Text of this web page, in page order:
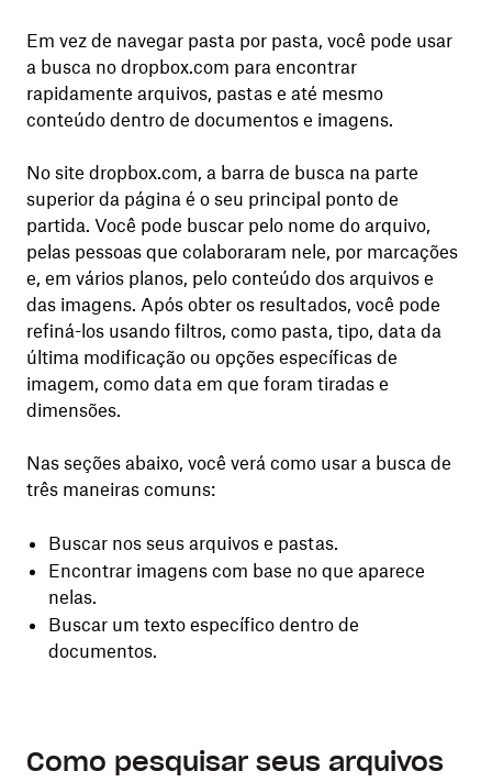
Em vez de navegar pasta por pasta, você pode usar
a busca no dropbox.com para encontrar
rapidamente arquivos, pastas e até mesmo
conteúdo dentro de documentos e imagens.
No site dropbox.com, a barra de busca na parte
superior da página é o seu principal ponto de
partida. Você pode buscar pelo nome do arquivo,
pelas pessoas que colaboraram nele, por marcações
e, em vários planos, pelo conteúdo dos arquivos e
das imagens. Após obter os resultados, você pode
refiná-los usando filtros, como pasta, tipo, data da
última modificação ou opções específicas de
imagem, como data em que foram tiradas e
dimensões.
Nas seções abaixo, você verá como usar a busca de
três maneiras comuns:
Buscar nos seus arquivos e pastas.
Encontrar imagens com base no que aparece
nelas.
Buscar um texto específico dentro de
documentos.
Como pesquisar seus arquivos